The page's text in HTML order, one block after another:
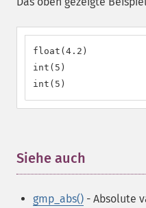
float(4.2)
int(5)
int(5)
Siehe auch
gmp_abs() - Absolute